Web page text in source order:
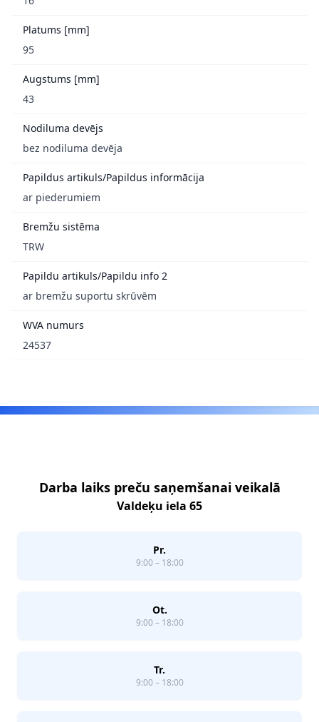
Platums [mm]
95
Augstums [mm]
43
Nodiluma devējs
bez nodiluma devēja
Papildus artikuls/Papildus informācija
ar piederumiem
Bremžu sistēma
TRW
Papildu artikuls/Papildu info 2
ar bremžu suportu skrūvēm
WVA numurs
24537
Darba laiks preču saņemšanai veikalā
Valdeķu iela 65
Pr.
9:00 – 18:00
Ot.
9:00 – 18:00
Tr.
9:00 – 18:00